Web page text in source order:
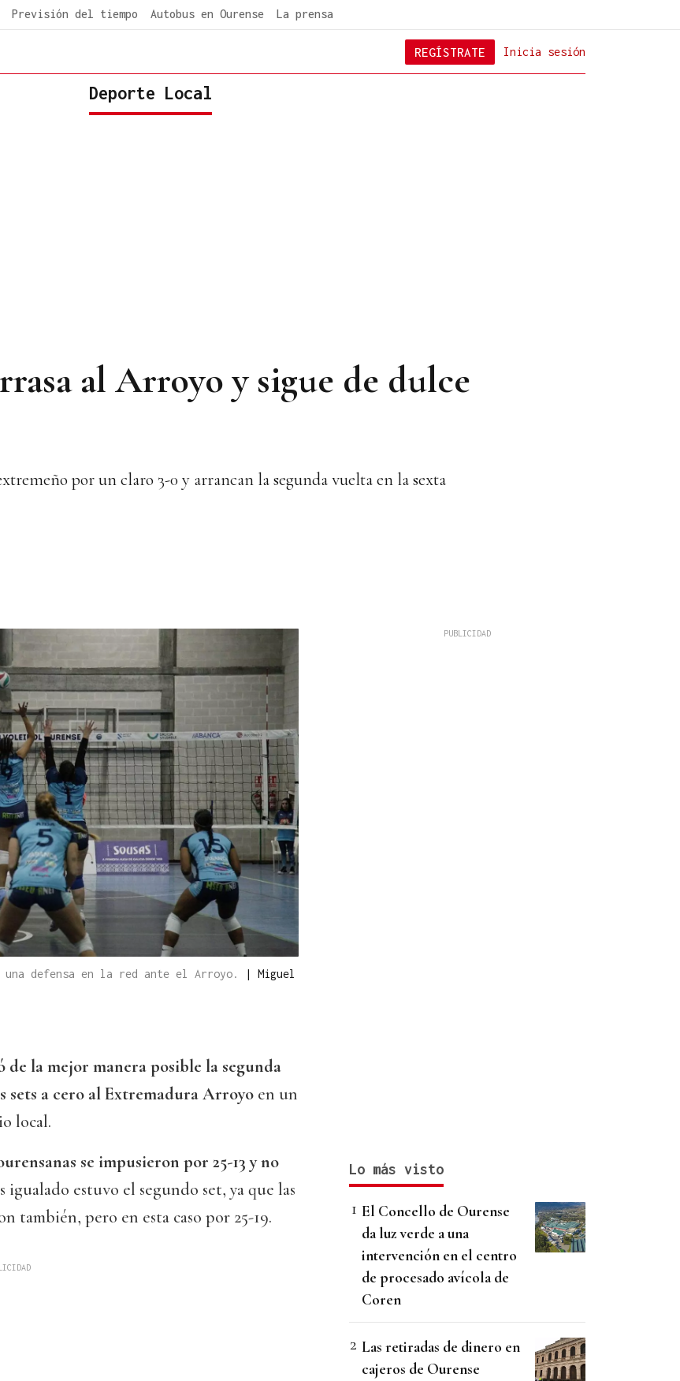
Previsión del tiempo Autobus en Ourense La prensa
Inicia sesión
REGÍSTRATE
Deporte Local
al Arroyo y sigue de dulce
por un claro 3-0 y arrancan la segunda vuelta en la sexta
defensa en la red ante el Arroyo. | Miguel
de la mejor manera posible la segunda
sets a cero al Extremadura Arroyo en un
local.
se impusieron por 25-13 y no
igualado estuvo el segundo set, ya que las
también, pero en esta caso por 25-19.
Lo más visto
El Concello de Ourense
da luz verde a una
intervención en el centro
de procesado avícola de
Coren
Las retiradas de dinero en
cajeros de Ourense